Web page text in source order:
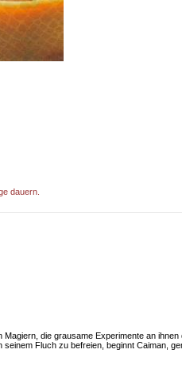
dauern.
die grausame Experimente an ihnen
Fluch zu befreien, beginnt Caiman,